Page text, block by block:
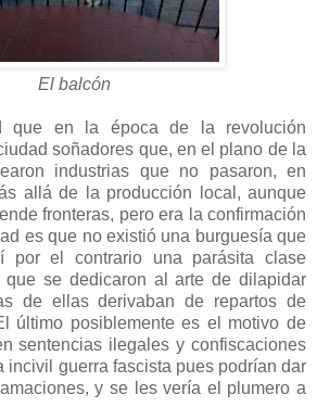
El balcón
que en la época de la revolución
soñadores que, en el plano de la
industrias que no pasaron, en
allá de la producción local, aunque
fronteras, pero era la confirmación
es que no existió una burguesía que
por el contrario una parásita clase
se dedicaron al arte de dilapidar
de ellas derivaban de repartos de
último posiblemente es el motivo de
sentencias ilegales y confiscaciones
incivil guerra fascista pues podrían dar
y se les vería el plumero a